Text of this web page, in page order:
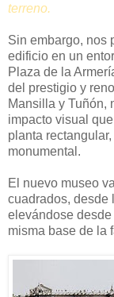
terreno.
Sin embargo, nos
edificio en un
Plaza de la
del prestigio y
Mansilla y Tuñón,
impacto visual
planta
monumental.
El nuevo museo
cuadrados, desde
elevándose
misma base de la